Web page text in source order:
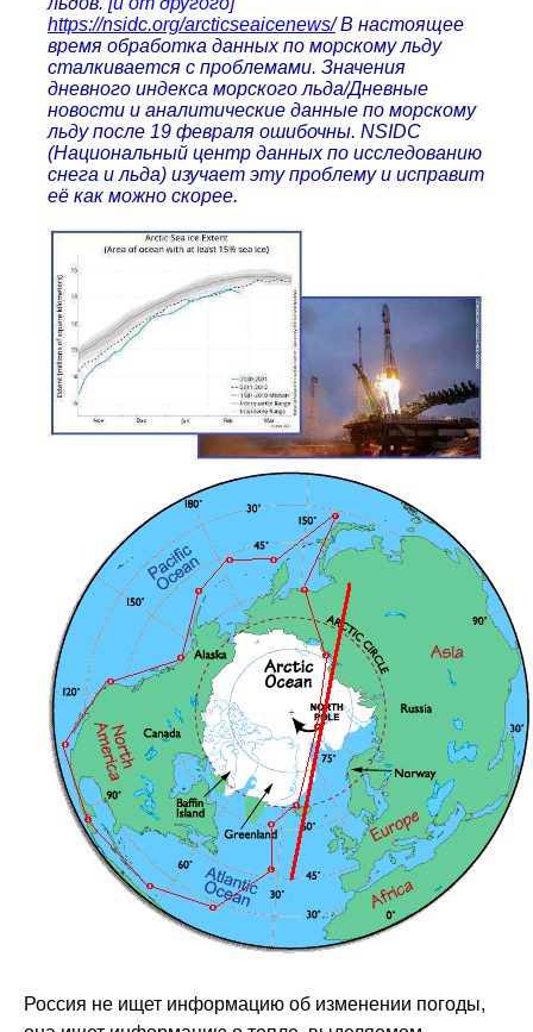
https://nsidc.org/arcticseaicenews/В настоящее
время обработка данных по морскому льду
сталкивается с проблемами. Значения
дневного индекса морского льда/Дневные
новости и аналитические данные по морскому
льду после 19 февраля ошибочны. NSIDC
(Национальный центр данных по исследованию
снега и льда) изучает эту проблему и исправит
её как можно скорее.
Россия не ищет информацию об изменении погоды,